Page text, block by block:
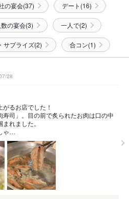
の宴会(37) デート(16)
の宴会(3) 一人で(2)
サプライズ(2) 合コン(1)
28
るお店でした！
司」。目の前で炙られたお肉は口の中
れました。
ゃ…